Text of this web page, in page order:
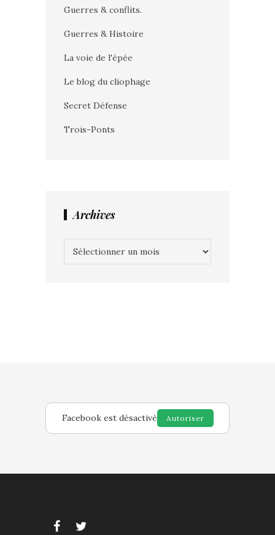
Guerres & conflits.
Guerres & Histoire
La voie de l'épée
Le blog du cliophage
Secret Défense
Trois-Ponts
Archives
Facebook est désactivé Autoriser